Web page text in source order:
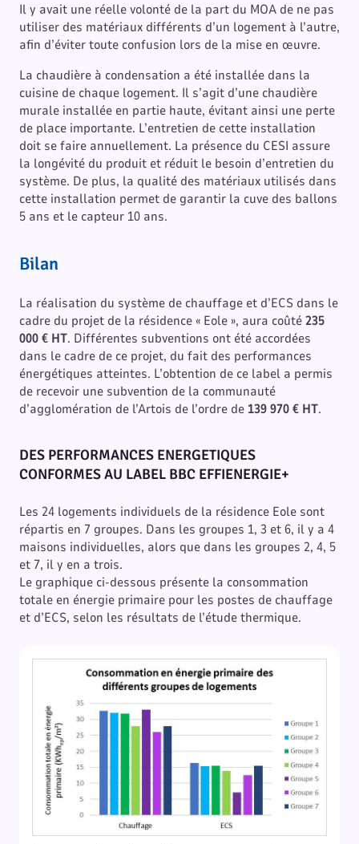
Il y avait une réelle volonté de la part du MOA de ne pas
utiliser des matériaux différents d’un logement à l’autre,
afin d’éviter toute confusion lors de la mise en œuvre.
La chaudière à condensation a été installée dans la
cuisine de chaque logement. Il s’agit d’une chaudière
murale installée en partie haute, évitant ainsi une perte
de place importante. L’entretien de cette installation
doit se faire annuellement. La présence du CESI assure
la longévité du produit et réduit le besoin d’entretien du
système. De plus, la qualité des matériaux utilisés dans
cette installation permet de garantir la cuve des ballons
5 ans et le capteur 10 ans.
Bilan
La réalisation du système de chauffage et d’ECS dans le
cadre du projet de la résidence « Eole », aura coûté235
000 € HT. Différentes subventions ont été accordées
dans le cadre de ce projet, du fait des performances
énergétiques atteintes. L’obtention de ce label a permis
de recevoir une subvention de la communauté
d’agglomération de l’Artois de l’ordre de139 970 € HT.
DES PERFORMANCES ENERGETIQUES
CONFORMES AU LABEL BBC EFFIENERGIE+
Les 24 logements individuels de la résidence Eole sont
répartis en 7 groupes. Dans les groupes 1, 3 et 6, il y a 4
maisons individuelles, alors que dans les groupes 2, 4, 5
et 7, il y en a trois.
Le graphique ci-dessous présente la consommation
totale en énergie primaire pour les postes de chauffage
et d’ECS, selon les résultats de l’étude thermique.